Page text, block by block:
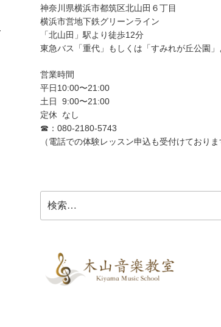
神奈川県横浜市都筑区北山田６丁目
横浜市営地下鉄グリーンライン
「北山田」駅より徒歩12分
東急バス「重代」もしくは「すみれが丘公園
営業時間
平日10:00〜21:00
土日 9:00〜21:00
定休 なし
☎︎：080-2180-5743
（電話での体験レッスン申込も受付けておりま
索: